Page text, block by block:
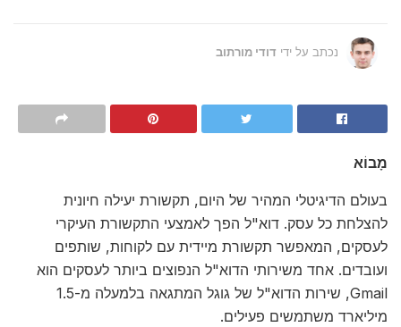
נכתב על ידי דודי מורתוב
מָבוֹא
בעולם הדיגיטלי המהיר של היום, תקשורת יעילה חיונית
להצלחת כל עסק. דוא"ל הפך לאמצעי התקשורת העיקרי
לעסקים, המאפשר תקשורת מיידית עם לקוחות, שותפים
ועובדים. אחד משירותי הדוא"ל הנפוצים ביותר לעסקים הוא
Gmail, שירות הדוא"ל של גוגל המתגאה בלמעלה מ-1.5
מיליארד משתמשים פעילים.